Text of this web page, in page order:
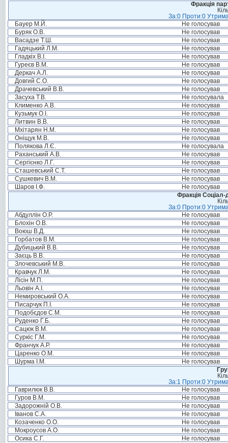
Фракція
За:0 Проти:0
Бауер М.Й.
Не голосував
Буряк О.В.
Не голосував
Васадзе Т.Ш.
Не голосував
Гадяцький Л.М.
Не голосував
Гладкіх В.І.
Не голосував
Гуреєв В.М.
Не голосував
Деркач А.Л.
Не голосував
Довгий С.О.
Не голосував
Драчевський В.В.
Не голосував
Засуха Т.В.
Не голосувала
Клименко А.В.
Не голосував
Кузьмук О.І.
Не голосував
Литвин В.В.
Не голосував
Мхітарян Н.М.
Не голосував
Оніщук М.В.
Не голосував
Полякова Л.Є.
Не голосувала
Раханський А.В.
Не голосував
Сергієнко Л.Г.
Не голосував
Сташевський С.Т.
Не голосував
Сушкевич В.М.
Не голосував
Шаров І.Ф.
Не голосував
Фракція Соціал-
За:0 Проти:0
Абдуллін О.Р.
Не голосував
Блохін О.В.
Не голосував
Воюш В.Д.
Не голосував
Горбатов В.М.
Не голосував
Дубицький В.В.
Не голосував
Заєць В.В.
Не голосував
Злочевський М.В.
Не голосував
Кравчук Л.М.
Не голосував
Лісін М.П.
Не голосував
Льовін А.І.
Не голосував
Немировський О.А.
Не голосував
Писарчук П.І.
Не голосував
Подобєдов С.М.
Не голосував
Руденко Г.Б.
Не голосував
Сацюк В.М.
Не голосував
Суркіс Г.М.
Не голосував
Франчук А.Р.
Не голосував
Царенко О.М.
Не голосував
Шурма І.М.
Не голосував
За:1 Проти:0
Гаврилюк В.В.
Не голосував
Гуров В.М.
Не голосував
Задорожній О.В.
Не голосував
Іванов С.А.
Не голосував
Козаченко О.О.
Не голосував
Мокроусов А.О.
Не голосував
Осика С.Г.
Не голосував